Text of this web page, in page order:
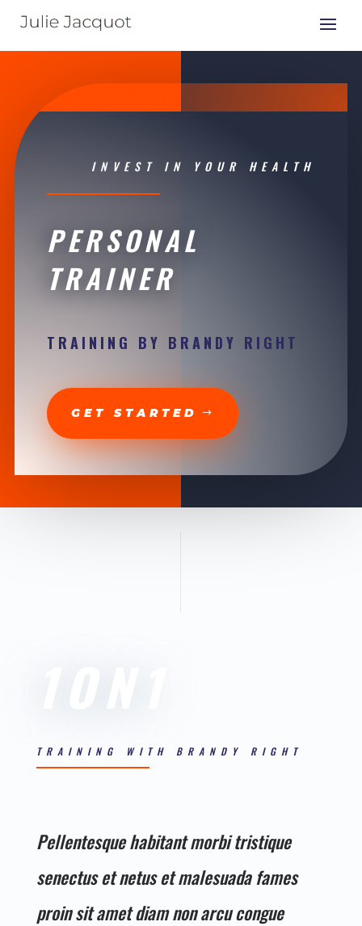
INVEST IN YOUR HEALTH
PERSONAL
TRAINER
TRAINING BY BRANDY RIGHT
GET STARTED
TRAINING WITH BRANDY RIGHT
Pellentesque habitant morbi tristique
senectus et netus et malesuada fames
proin sit amet diam non arcu congue